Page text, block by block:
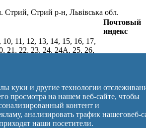
Стрий, Стрий р-н, Львівська обл.
Обновлено : 27-07-2026.
Почтовый
индекс
10, 11, 12, 13, 14, 15, 16, 17,
21, 22, 23, 24, 24А, 25, 26,
54, 55, 56, 57, 58, 59, 60, 61,
65, 66, 67, 68
№ будинків
Індекс
куки и другие технологии
просмотра на нашем веб-сайте, чтобы
контент и
анализировать трафик нашеговеб-
наши посетители.